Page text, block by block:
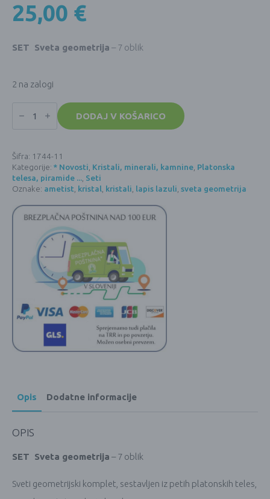
25,00 €
SET Sveta geometrija – 7 oblik
2 na zalogi
Sveta
oblik,
Platonska
telesa
(2
cm)
ROŽEVEC
količina
DODAJ V KOŠARICO
Šifra: 1744-11
Kategorije: * Novosti, Kristali, minerali, kamnine, Platonska
telesa, piramide ..., Seti
Oznake: ametist, kristal, kristali, lapis lazuli, sveta geometrija
Opis Dodatne informacije
OPIS
SET Sveta geometrija – 7 oblik
Sveti geometrijski komplet, sestavljen iz petih platonskih teles,